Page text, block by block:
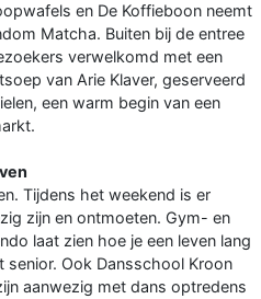
en De Koffieboon neemt
Matcha. Buiten bij de entree
verwelkomd met een
van Arie Klaver, geserveerd
een warm begin van een
Tijdens het weekend is er
zijn en ontmoeten. Gym- en
laat zien hoe je een leven lang
Ook Dansschool Kroon
aanwezig met dans optredens